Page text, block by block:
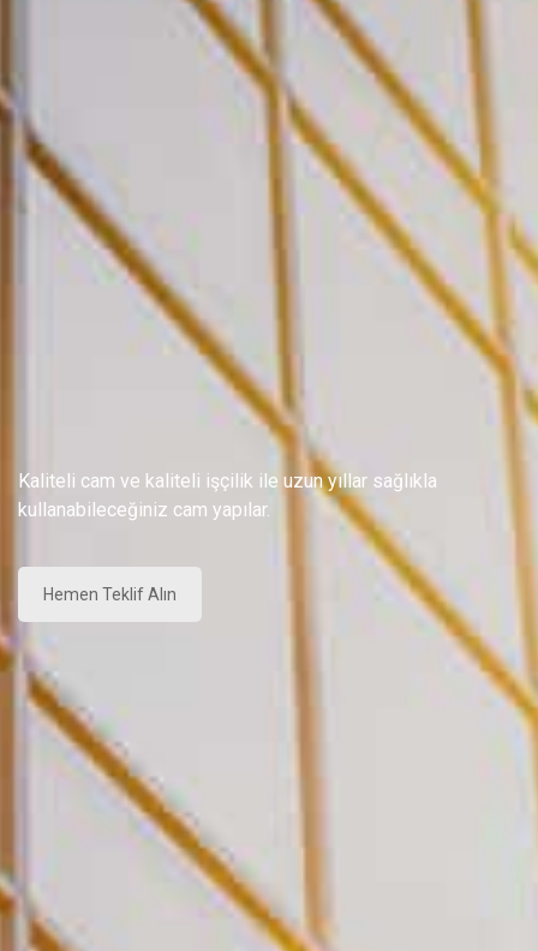
Kaliteli cam ve kaliteli işçilik ile uzun yıllar sağlıkla
kullanabileceğiniz cam yapılar.
Hemen Teklif Alın